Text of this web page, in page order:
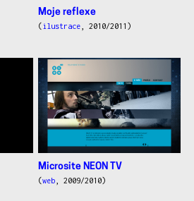
Moje reflexe
(ilustrace , 2010/2011)
Microsite NEON TV
(web , 2009/2010)